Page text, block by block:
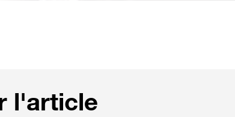
l'article